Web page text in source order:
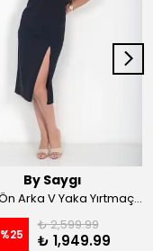
By Saygı
Kadın Ön Arka V Yaka Yırtmaçlı Likralı Scuba Midi Elbise - Siyah
%25
₺ 2,599.99
₺ 1,949.99